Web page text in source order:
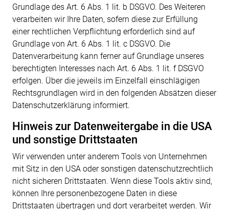
Grundlage des Art. 6 Abs. 1 lit. b DSGVO. Des Weiteren
verarbeiten wir Ihre Daten, sofern diese zur Erfüllung
einer rechtlichen Verpflichtung erforderlich sind auf
Grundlage von Art. 6 Abs. 1 lit. c DSGVO. Die
Datenverarbeitung kann ferner auf Grundlage unseres
berechtigten Interesses nach Art. 6 Abs. 1 lit. f DSGVO
erfolgen. Über die jeweils im Einzelfall einschlägigen
Rechtsgrundlagen wird in den folgenden Absätzen dieser
Datenschutzerklärung informiert.
Hinweis zur Datenweitergabe in die USA
und sonstige Drittstaaten
Wir verwenden unter anderem Tools von Unternehmen
mit Sitz in den USA oder sonstigen datenschutzrechtlich
nicht sicheren Drittstaaten. Wenn diese Tools aktiv sind,
können Ihre personenbezogene Daten in diese
Drittstaaten übertragen und dort verarbeitet werden. Wir